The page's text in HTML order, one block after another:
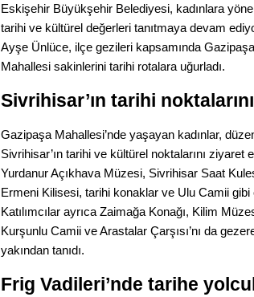
Eskişehir Büyükşehir Belediyesi, kadınlara
tarihi ve kültürel değerleri tanıtmaya devam
Ayşe Ünlüce, ilçe gezileri kapsamında
Mahallesi sakinlerini tarihi rotalara uğurladı.
Sivrihisar’ın tarihi
Gazipaşa Mahallesi’nde yaşayan kadınlar,
Sivrihisar’ın tarihi ve kültürel noktalarını ziyaret
Yurdanur Açıkhava Müzesi, Sivrihisar Saat
Ermeni Kilisesi, tarihi konaklar ve Ulu Camii gibi
Katılımcılar ayrıca Zaimağa Konağı, Kilim
Kurşunlu Camii ve Arastalar Çarşısı’nı da
yakından tanıdı.
Frig Vadileri’nde tarihe